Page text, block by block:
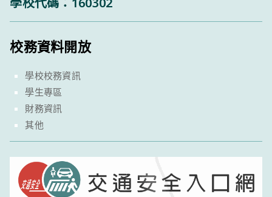
校務資料開放
學校校務資訊
學生專區
財務資訊
其他